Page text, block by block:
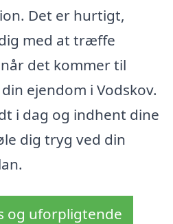
Det er hurtigt,
med at træffe
det kommer til
ejendom i Vodskov.
i dag og indhent dine
dig tryg ved din
og uforpligtende